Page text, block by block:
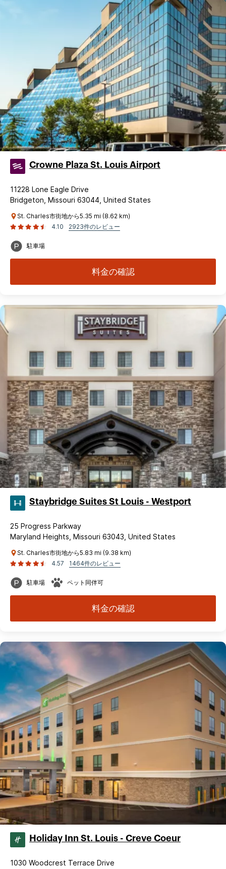
Crowne Plaza St. Louis Airport
11228 Lone Eagle Drive
Bridgeton, Missouri 63044, United States
St. Charles市街地から5.35 mi (8.62 km)
4.10
2923件のレビュー
駐車場
料金の確認
Staybridge Suites St Louis - Westport
25 Progress Parkway
Maryland Heights, Missouri 63043, United States
St. Charles市街地から5.83 mi (9.38 km)
4.57
1464件のレビュー
駐車場 ペット同伴可
料金の確認
Holiday Inn St. Louis - Creve Coeur
1030 Woodcrest Terrace Drive